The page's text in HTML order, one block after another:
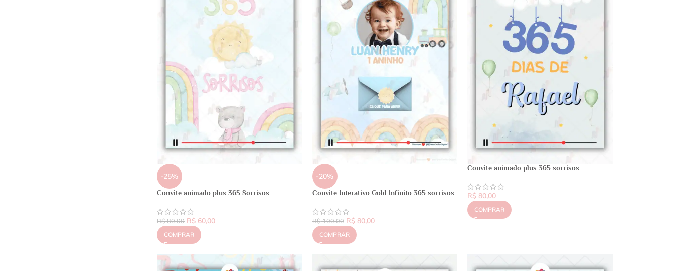
-25%
Convite animado plus 365 Sorrisos
R$80,00 R$60,00
COMPRAR
-20%
Convite Interativo Gold Infinito 365 sorrisos
R$100,00 R$80,00
COMPRAR
Convite animado plus 365 sorrisos
R$ 80,00
COMPRAR